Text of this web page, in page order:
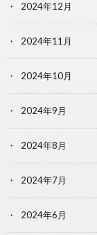
2024年12月
2024年11月
2024年10月
2024年9月
2024年8月
2024年7月
2024年6月